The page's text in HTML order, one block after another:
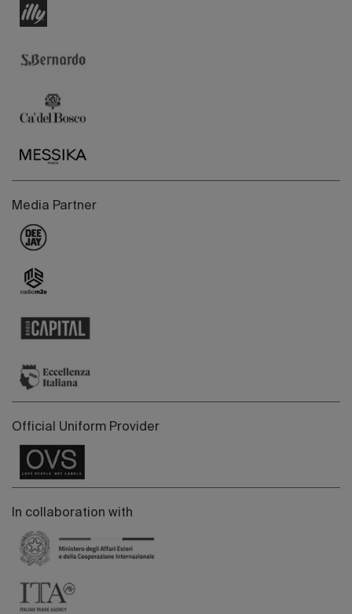
Media Partner
Official Uniform Provider
In collaboration with